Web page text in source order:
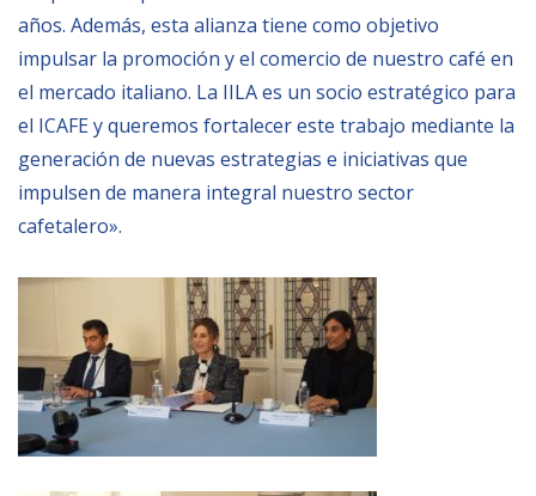
años. Además, esta alianza tiene como objetivo
impulsar la promoción y el comercio de nuestro café en
el mercado italiano. La IILA es un socio estratégico para
el ICAFE y queremos fortalecer este trabajo mediante la
generación de nuevas estrategias e iniciativas que
impulsen de manera integral nuestro sector
cafetalero».